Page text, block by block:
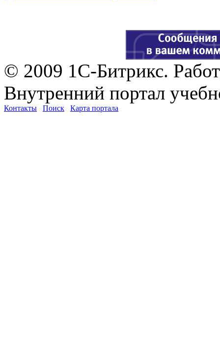
© 2009 1С-Битрикс.
Внутренний портал
Контакты Поиск Карта портала